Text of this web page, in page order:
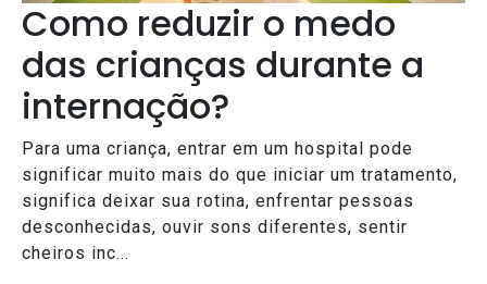
Como reduzir o medo
das crianças durante a
internação?
Para uma criança, entrar em um hospital pode
significar muito mais do que iniciar um tratamento,
significa deixar sua rotina, enfrentar pessoas
desconhecidas, ouvir sons diferentes, sentir
cheiros inc...